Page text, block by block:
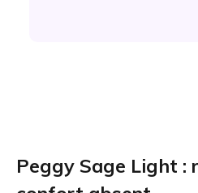
Peggy Sage Light :